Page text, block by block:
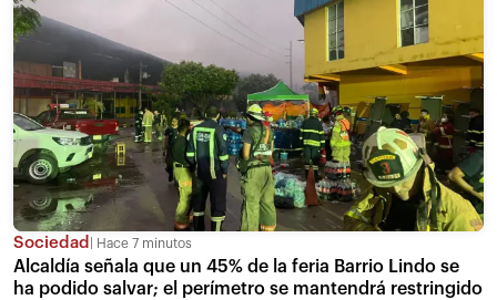
Sociedad Hace 7 minutos
Alcaldía señala que un 45% de la feria Barrio Lindo se
ha podido salvar; el perímetro se mantendrá restringido